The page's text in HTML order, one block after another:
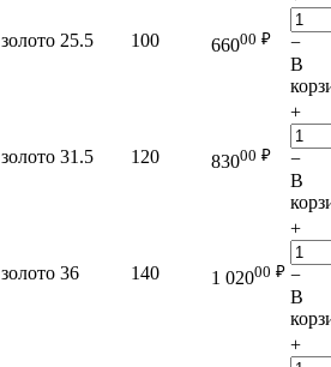
золото 25.5 100 66000 ₽
−
В
золото 31.5 120 83000 ₽
+
−
В
золото 36 140 1 02000 ₽
+
−
В
+